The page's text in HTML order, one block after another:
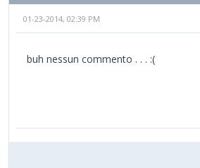
01-23-2014, 02:39 PM
buh nessun commento . . . :(